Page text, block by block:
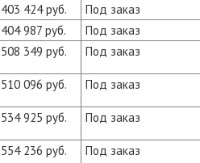
403 424 руб.
Под заказ
404 987 руб.
Под заказ
508 349 руб. Под заказ
510 096 руб. Под заказ
534 925 руб. Под заказ
554 236 руб. Под заказ